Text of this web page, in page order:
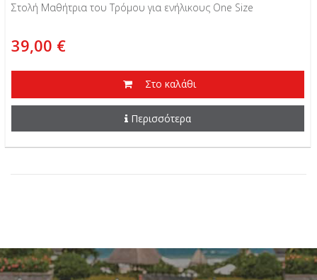
Στολή Μαθήτρια του Τρόμου για ενήλικους One Size
39,00 €
Στο καλάθι
Περισσότερα